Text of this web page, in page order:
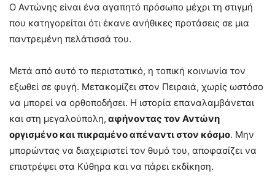
Ο Αντώνης είναι ένα αγαπητό πρόσωπο μέχρι τη στιγμή
που κατηγορείται ότι έκανε ανήθικες προτάσεις σε μια
παντρεμένη πελάτισσά του.
Μετά από αυτό το περιστατικό, η τοπική κοινωνία τον
εξωθεί σε φυγή. Μετακομίζει στον Πειραιά, χωρίς ωστόσο
να μπορεί να ορθοποδήσει. Η ιστορία επαναλαμβάνεται
και στη μεγαλούπολη, αφήνοντας τον Αντώνη
οργισμένο και πικραμένο απέναντι στον κόσμο. Μην
μπορώντας να διαχειριστεί τον θυμό του, αποφασίζει να
επιστρέψει στα Κύθηρα και να πάρει εκδίκηση.